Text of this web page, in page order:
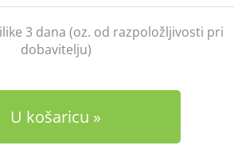
3 dana (oz. od razpoložljivosti pri
dobavitelju)
U košaricu